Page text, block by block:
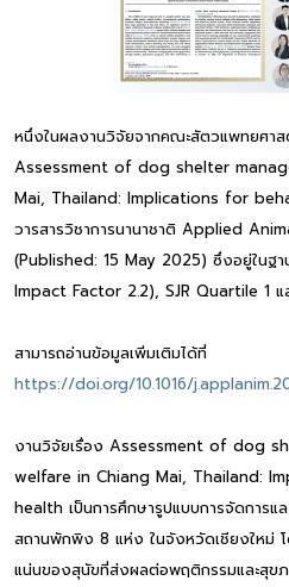
หนึ่งในผลงานวิจัยจากคณะสัตวแพทยศาส
Assessment of dog shelter
Mai, Thailand: Implications for
วารสารวิชาการนานาชาติ Applied
(Published: 15 May 2025) ซึ่งอยู่ในฐ
Impact Factor 2.2), SJR Quartile 1
สามารถอ่านข้อมูลเพิ่มเติมได้ที่
https://doi.org/10.1016/
งานวิจัยเรื่อง Assessment of dog
welfare in Chiang Mai, Thailand:
health เป็นการศึกษารูปแบบการจัดการแ
สถานพักพิง 8 แห่ง ในจังหวัดเชียงใหม่
แน่นของสุนัขที่ส่งผลต่อพฤติกรรมและสุข